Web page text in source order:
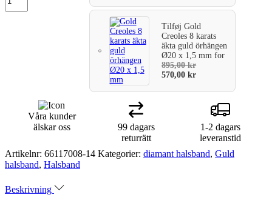
TilføjGold
Creoles 8 karats
äkta guld örhängen
Ø20 x 1,5 mmfor
895,00kr
570,00kr
Våra kunder
älskar oss
99 dagars
returrätt
1-2 dagars
leveranstid
Artikelnr: 66117008-14 Kategorier: diamant halsband, Guld
halsband, Halsband
Beskrivning